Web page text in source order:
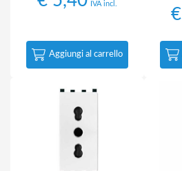
IVA incl.
Aggiungi al carrello
€